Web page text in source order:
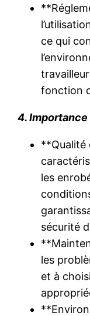
ce qui
fonction
4.
**Qualité
les
sécurité
les
et à